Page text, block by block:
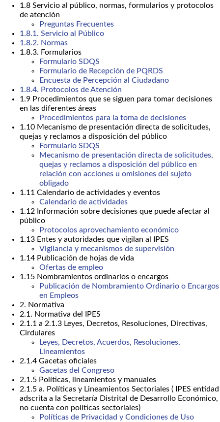
1.8 Servicio al público, normas, formularios y protocolos
de atención
Preguntas Frecuentes
1.8.1. Servicio al Público
1.8.2. Normas
1.8.3. Formularios
Formulario SDQS
Formulario de Recepción de PQRDS
Encuesta de Percepción al Ciudadano
1.8.4. Protocolos de Atención
1.9 Procedimientos que se siguen para tomar decisiones
en las diferentes áreas
Procedimientos para la toma de decisiones
1.10 Mecanismo de presentación directa de solicitudes,
quejas y reclamos a disposición del público
Formulario SDQS
Mecanismo de presentación directa de solicitudes,
quejas y reclamos a disposición del público en
relación con acciones u omisiones del sujeto
obligado
1.11 Calendario de actividades y eventos
Calendario de actividades
1.12 Información sobre decisiones que puede afectar al
público
Protocolos aprovechamiento económico
1.13 Entes y autoridades que vigilan al IPES
Vigilancia y mecanismos de supervisión
1.14 Publicación de hojas de vida
Ofertas de empleo
1.15 Nombramientos ordinarios o encargos
Publicación de Nombramiento Ordinario o Encargos
en Empleos
2. Normativa
2.1. Normativa del IPES
2.1.1 a 2.1.3 Leyes, Decretos, Resoluciones, Directivas,
Cirdulares
Leyes, Decretos, Acuerdos, Resoluciones,
Lineamientos
2.1.4 Gacetas oficiales
Gacetas del Congreso
2.1.5 Políticas, lineamientos y manuales
2.1.5 a. Políticas y Lineamientos Sectoriales ( IPES entidad
adscrita a la Secretaría Distrital de Desarrollo Económico,
no cuenta con políticas sectoriales)
Políticas de Privacidad y Condiciones de Uso